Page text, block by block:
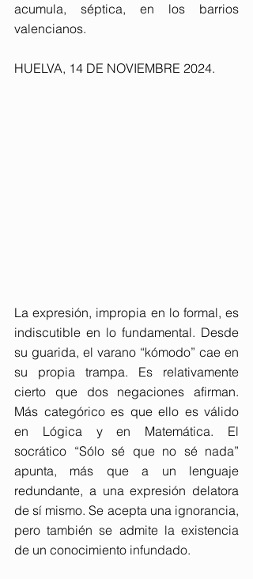
acumula, séptica, en los barrios
valencianos.
HUELVA, 14 DE NOVIEMBRE 2024.
La expresión, impropia en lo formal, es
indiscutible en lo fundamental. Desde
su guarida, el varano “kómodo” cae en
su propia trampa. Es relativamente
cierto que dos negaciones afirman.
Más categórico es que ello es válido
en Lógica y en Matemática. El
socrático “Sólo sé que no sé nada”
apunta, más que a un lenguaje
redundante, a una expresión delatora
de sí mismo. Se acepta una ignorancia,
pero también se admite la existencia
de un conocimiento infundado.